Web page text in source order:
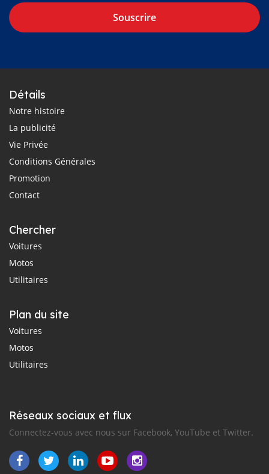
Souscrire
Détails
Notre histoire
La publicité
Vie Privée
Conditions Générales
Promotion
Contact
Chercher
Voitures
Motos
Utilitaires
Plan du site
Voitures
Motos
Utilitaires
Réseaux sociaux et flux
Connectez-vous avec nous sur Facebook, YouTube et Twitter.